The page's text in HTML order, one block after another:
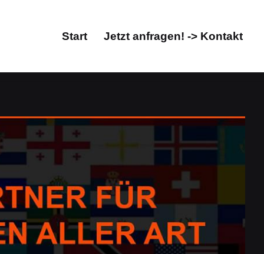
Start Jetzt anfragen! -> Kontakt
Übersetzungsbüro. Prüfen Sie Übersetzungen für
Ihre Suche endet hier: ✓Übersetzungen,
Übersetzungsprofi & Fachübersetzungsbüro. Wir